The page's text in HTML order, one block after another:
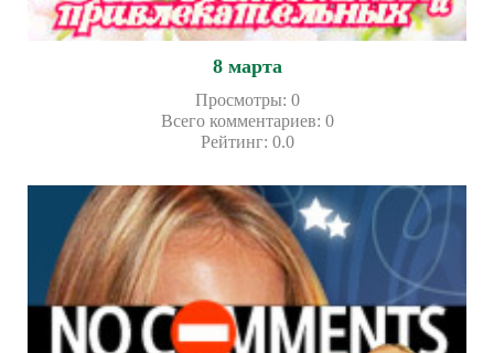
8 марта
Просмотры: 0
Всего комментариев: 0
Рейтинг: 0.0